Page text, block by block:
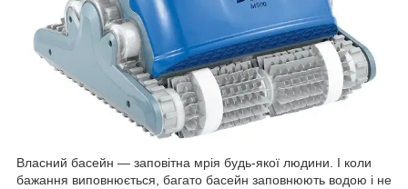
Власний басейн — заповітна мрія будь-якої людини. І коли
бажання виповнюється, багато басейн заповнюють водою і не